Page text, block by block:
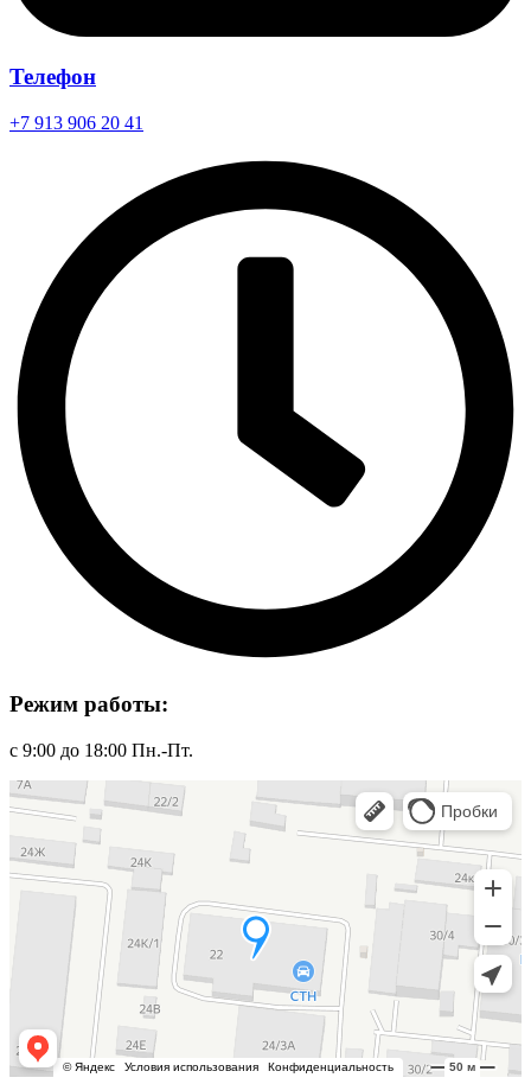
Телефон
+7 913 906 20 41
Режим работы:
с 9:00 до 18:00 Пн.-Пт.